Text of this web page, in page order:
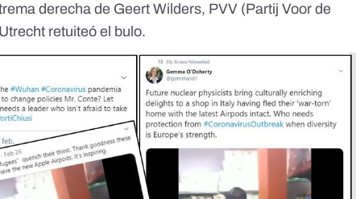
derecha de Geert Wilders, PVV (Partij Voor de
retuiteó el bulo.